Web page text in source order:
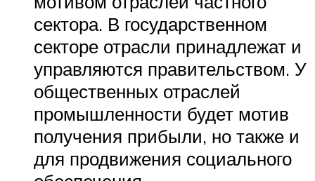
сектора. В государственном
секторе отрасли принадлежат и
управляются правительством. У
общественных отраслей
промышленности будет мотив
получения прибыли, но также и
для продвижения социального